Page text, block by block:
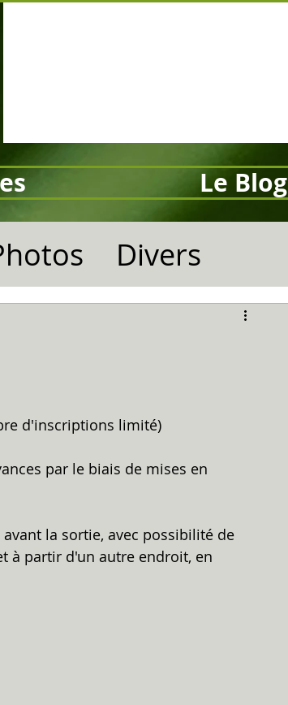
Le Blog
Divers
d'inscriptions limité)
par le biais de mises en
la sortie, avec possibilité de
à partir d'un autre endroit, en